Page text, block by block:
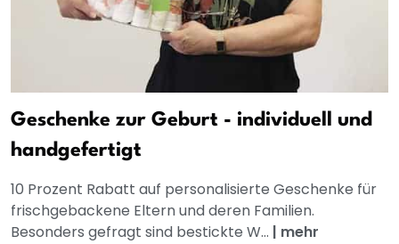
Geschenke zur Geburt - individuell und
handgefertigt
10 Prozent Rabatt auf personalisierte Geschenke für
frischgebackene Eltern und deren Familien.
Besonders gefragt sind bestickte W... | mehr